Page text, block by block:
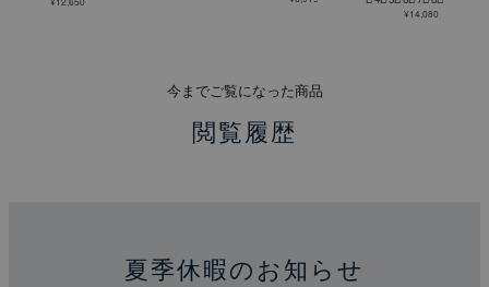
¥14,080
今までご覧になった商品
閲覧履歴
夏季休暇のお知らせ